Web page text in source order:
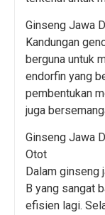
Ginseng Jawa
Kandungan
berguna untuk
endorfin yang
pembentukan
juga
Ginseng Jawa
Otot
Dalam ginseng
B yang sangat
efisien lagi.